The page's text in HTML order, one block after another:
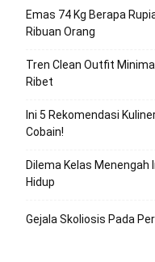
Emas 74 Kg Berapa
Ribuan Orang
Tren Clean Outfit
Ribet
Ini 5 Rekomendasi
Cobain!
Dilema Kelas Menengah
Hidup
Gejala Skoliosis Pada